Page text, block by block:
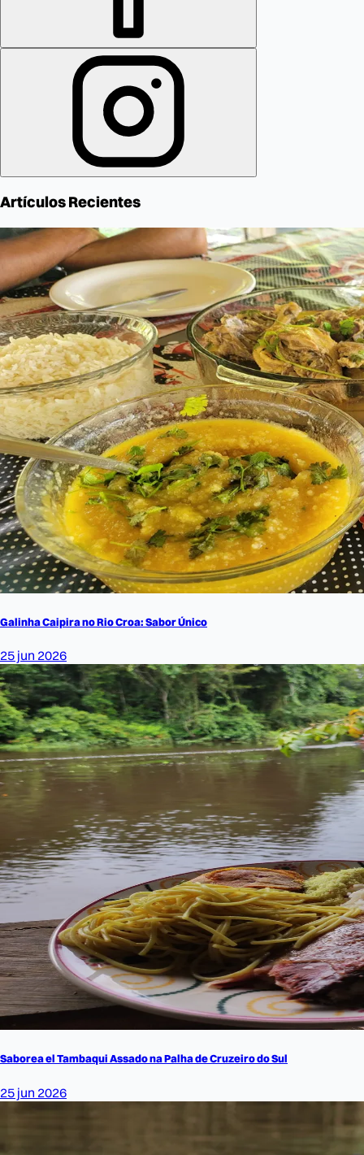
Artículos Recientes
Galinha Caipira no Rio Croa: Sabor Único
25 jun 2026
Saborea el Tambaqui Assado na Palha de Cruzeiro do Sul
25 jun 2026